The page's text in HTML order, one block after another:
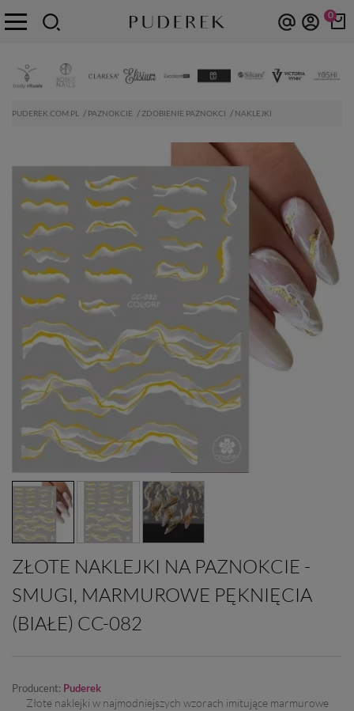
0
PUDEREK.COM.PL PAZNOKCIE ZDOBIENIE PAZNOKCI NAKLEJKI
ZŁOTE NAKLEJKI NA PAZNOKCIE -
SMUGI, MARMUROWE PĘKNIĘCIA
(BIAŁE) CC-082
Producent: Puderek
Złote naklejki w najmodniejszych wzorach imitujące marmurowe